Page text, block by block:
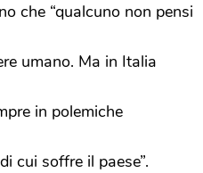
che “qualcuno non pensi
umano. Ma in Italia
in polemiche
cui soffre il paese”.